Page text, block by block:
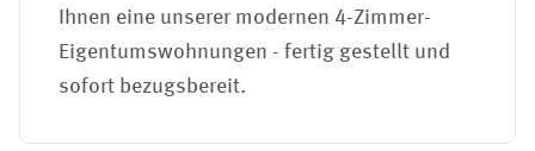
Ihnen eine unserer modernen 4-Zimmer-
Eigentumswohnungen - fertig gestellt und
sofort bezugsbereit.